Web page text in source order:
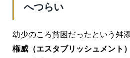
へつらい
幼少のころ貧困だったという舛
権威（エスタブリッシュメント